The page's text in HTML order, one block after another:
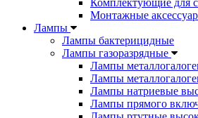
Комплектующие для
Монтажные
Лампы
Лампы бактерицидные
Лампы газоразрядные
Лампы
Лампы
Лампы натриевые
Лампы прямого